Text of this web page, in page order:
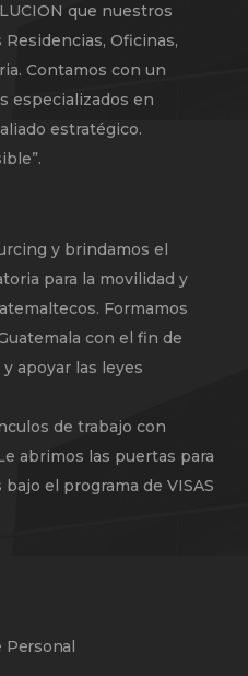
que nuestros
Oficinas,
Contamos con un
especializados en
estratégico.
y brindamos el
para la movilidad y
Formamos
con el fin de
apoyar las leyes
de trabajo con
abrimos las puertas para
el programa de VISAS
Personal